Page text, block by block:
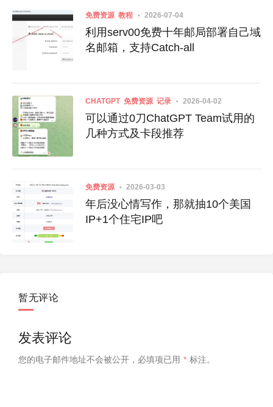
免费资源 教程 2026-07-04
利用serv00免费十年邮局部署自己域
名邮箱，支持Catch-all
CHATGPT 免费资源 记录 2026-04-02
可以通过0刀ChatGPT Team试用的
几种方式及卡段推荐
免费资源 2026-03-03
年后没心情写作，那就抽10个美国
IP+1个住宅IP吧
暂无评论
发表评论
您的电子邮件地址不会被公开， 必填项已用 * 标注。